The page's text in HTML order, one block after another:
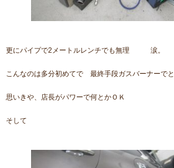
更にパイプで2メートルレンチでも無理 涙。
こんなのは多分初めてで 最終手段ガスバーナーでと
思いきや、店長がパワーで何とかＯＫ
そして